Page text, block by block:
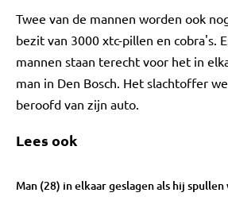
Twee van de mannen worden ook
bezit van 3000 xtc-pillen en cobra's.
mannen staan terecht voor het in
man in Den Bosch. Het slachtoffer
beroofd van zijn auto.
Lees ook
Man (28) in elkaar geslagen als hij